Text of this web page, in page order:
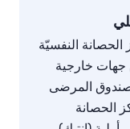
الحصانة النفسيّة
جهات خارجية
المرضى
الحصانة